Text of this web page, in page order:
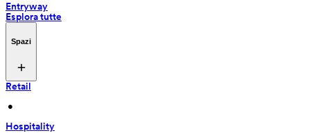
Entryway
Esplora tutte
Spazi
Retail
•
Hospitality